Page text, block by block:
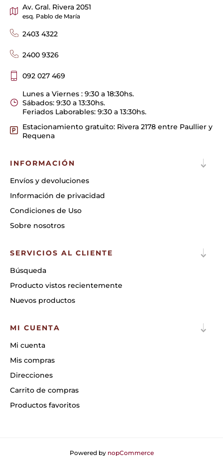
Av. Gral. Rivera 2051
esq. Pablo de María
2403 4322
2400 9326
092 027 469
Lunes a Viernes : 9:30 a 18:30hs.
Sábados: 9:30 a 13:30hs.
Feriados Laborables: 9:30 a 13:30hs.
Estacionamiento gratuito: Rivera 2178 entre Paullier y
Requena
INFORMACIÓN
Envíos y devoluciones
Información de privacidad
Condiciones de Uso
Sobre nosotros
SERVICIOS AL CLIENTE
Búsqueda
Producto vistos recientemente
Nuevos productos
MI CUENTA
Mi cuenta
Mis compras
Direcciones
Carrito de compras
Productos favoritos
Powered by nopCommerce